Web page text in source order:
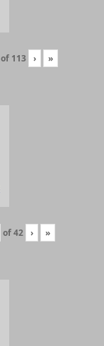
of 113 › »
of42 › »